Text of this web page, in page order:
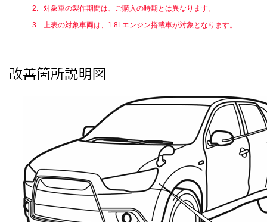
2.
対象車の製作期間は、ご購入の時期とは異なります。
3.
上表の対象車両は、1.8Lエンジン搭載車が対象となります。